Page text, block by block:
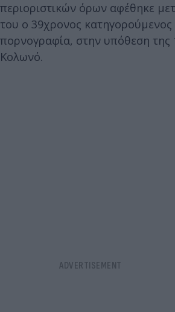
περιοριστικών όρων αφέθηκε
του ο 39χρονος κατηγορούμενος
πορνογραφία, στην υπόθεση της
Κολωνό.